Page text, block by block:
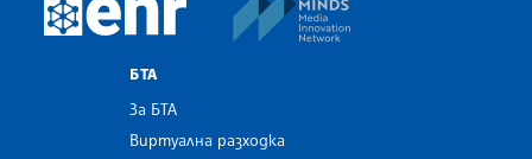
European Newsroom
БТА
За БТА
Виртуална разходка